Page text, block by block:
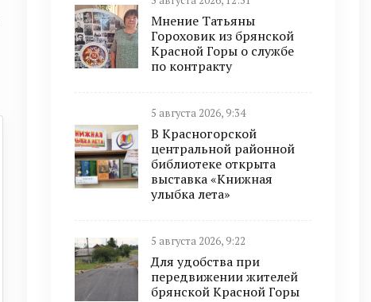
Мнение Татьяны
Гороховик из брянской
Красной Горы о службе
по контракту
5 августа 2026, 9:34
В Красногорской
центральной районной
библиотеке открыта
выставка «Книжная
улыбка лета»
5 августа 2026, 9:22
Для удобства при
передвижении жителей
брянской Красной Горы